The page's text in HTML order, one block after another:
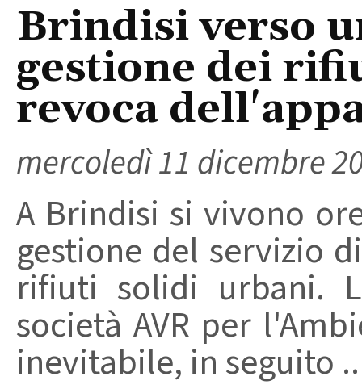
Brindisi verso
gestione dei
revoca
mercoledì 11 dicembre
A Brindisi si vivono
gestione del servizio
rifiuti solidi urbani.
società AVR per
inevitabile, in seguito